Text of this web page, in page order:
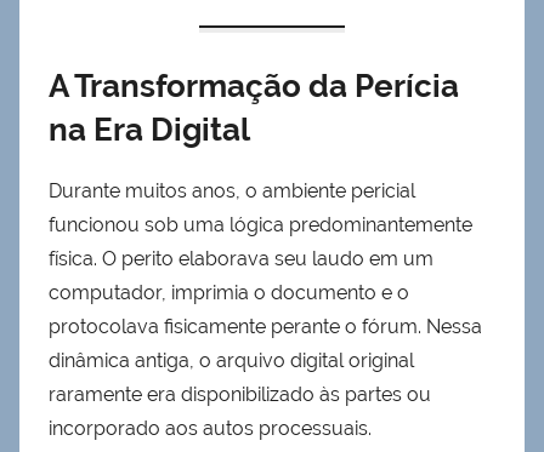
A Transformação da Perícia
na Era Digital
Durante muitos anos, o ambiente pericial
funcionou sob uma lógica predominantemente
física. O perito elaborava seu laudo em um
computador, imprimia o documento e o
protocolava fisicamente perante o fórum. Nessa
dinâmica antiga, o arquivo digital original
raramente era disponibilizado às partes ou
incorporado aos autos processuais.